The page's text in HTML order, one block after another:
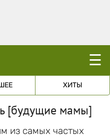
☰
ХИТЫ
[будущие мамы]
из самых частых